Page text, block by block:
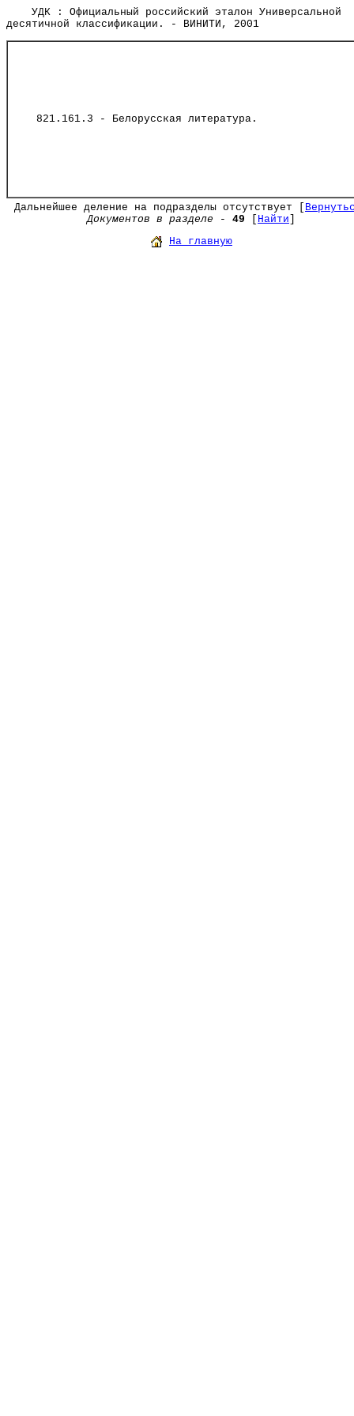
УДК : Официальный российский эталон Универсальной
десятичной классификации. - ВИНИТИ, 2001
821.161.3 - Белорусская литература.
Дальнейшее деление на подразделы отсутствует [
Документов в разделе - 49 Найти
На главную